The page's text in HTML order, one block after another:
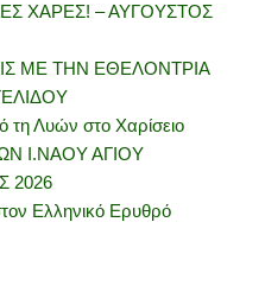
ΧΑΡΕΣ! – ΑΥΓΟΥΣΤΟΣ
ΜΕ ΤΗΝ ΕΘΕΛΟΝΤΡΙΑ
Λυών στο Χαρίσειο
Ι.ΝΑΟΥ ΑΓΙΟΥ
2026
Ελληνικό Ερυθρό